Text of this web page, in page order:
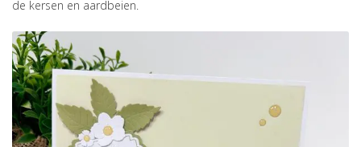
de kersen en aardbeien.